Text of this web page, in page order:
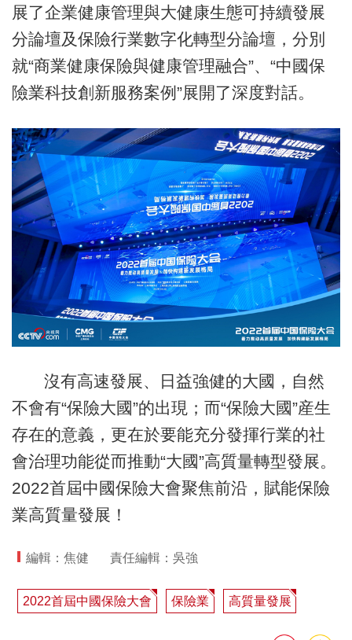
展了企業健康管理與大健康生態可持續發展
分論壇及保險行業數字化轉型分論壇，分別
就“商業健康保險與健康管理融合”、“中國保
險業科技創新服務案例”展開了深度對話。
沒有高速發展、日益強健的大國，自然
不會有“保險大國”的出現；而“保險大國”産生
存在的意義，更在於要能充分發揮行業的社
會治理功能從而推動“大國”高質量轉型發展。
2022首屆中國保險大會聚焦前沿，賦能保險
業高質量發展！
編輯：焦健 責任編輯：吳強
2022首屆中國保險大會 保險業 高質量發展